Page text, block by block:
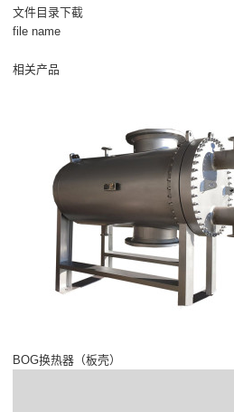
文件目录下截
file name
相关产品
BOG换热器（板壳）